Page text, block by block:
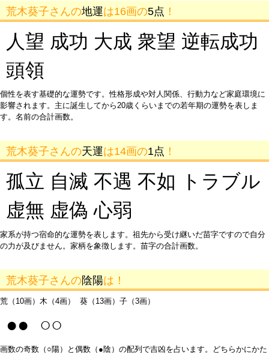
荒木葵子さんの地運は16画の5点 ！
人望 成功 大成 衆望 逆転成功
頭領
個性を表す基礎的な運勢です。性格形成や対人関係、行動力など家庭環境に
影響されます。主に誕生してから20歳くらいまでの若年期の運勢を表しま
す。名前の合計画数。
荒木葵子さんの天運は14画の1点 ！
孤立 自滅 不遇 不如 トラブル
虚無 虚偽 心弱
家系が持つ宿命的な運勢を表します。祖先から受け継いだ苗字ですので自分
の力が及びません。家柄を象徴します。苗字の合計画数。
荒木葵子さんの陰陽は！
荒（10画）木（4画） 葵（13画）子（3画）
●● ○○
画数の奇数（○陽）と偶数（●陰）の配列で吉凶を占います。どちらかにかた